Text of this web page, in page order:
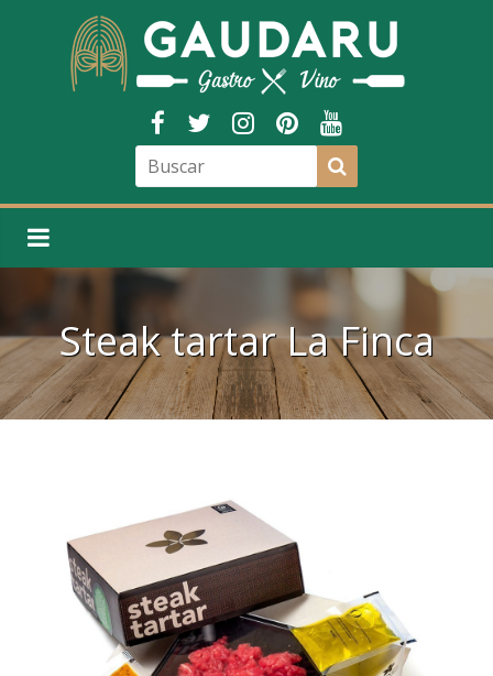
Steak tartar La Finca